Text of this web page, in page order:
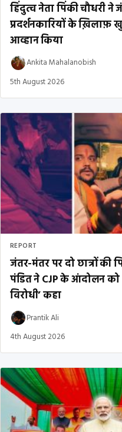
हिंदुत्व नेता पिंकी चौधरी ने
प्रदर्शनकारियों के ख़िलाफ़
आव्हान किया
Ankita Mahalanobish
5th August 2026
REPORT
जंतर-मंतर पर दो छात्रों की
पंडित ने CJP के आंदोलन को
विरोधी’ कहा
Prantik Ali
4th August 2026